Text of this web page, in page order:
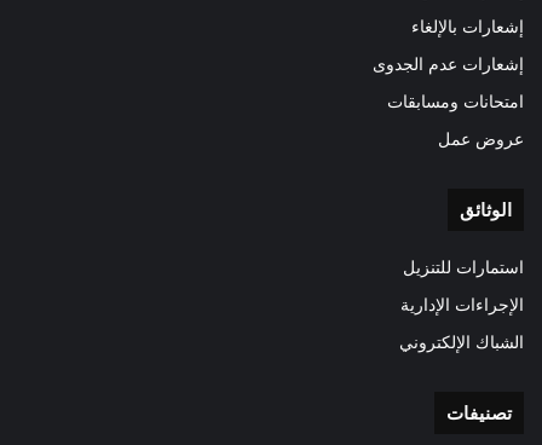
إشعارات بالإلغاء
إشعارات عدم الجدوى
امتحانات ومسابقات
عروض عمل
الوثائق
استمارات للتنزيل
الإجراءات الإدارية
الشباك الإلكتروني
تصنيفات